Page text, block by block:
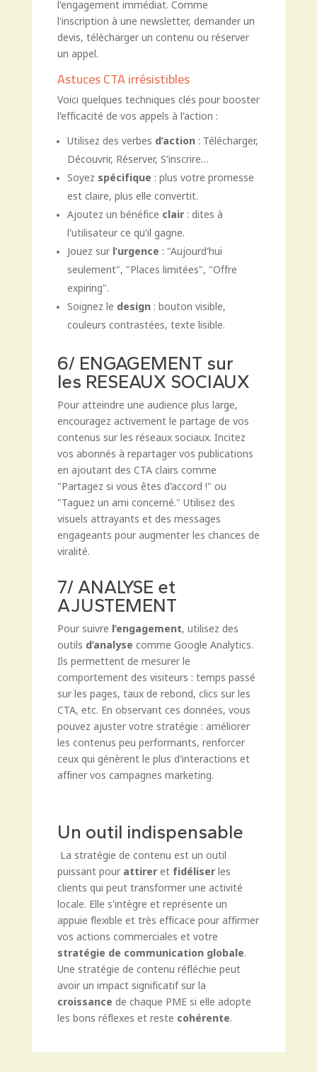
l’engagement immédiat. Comme
l'inscription à une newsletter, demander un
devis, télécharger un contenu ou réserver
un appel.
Astuces CTA irrésistibles
Voici quelques techniques clés pour booster
l’efficacité de vos appels à l’action :
Utilisez des verbes d’action: Télécharger,
Découvrir, Réserver, S’inscrire…
Soyez spécifique : plus votre promesse
est claire, plus elle convertit.
Ajoutez un bénéfice clair: dites à
l’utilisateur ce qu’il gagne.
Jouez sur l’urgence : "Aujourd’hui
seulement", "Places limitées", "Offre
expiring".
Soignez le design: bouton visible,
couleurs contrastées, texte lisible.
6/ ENGAGEMENT sur
les RESEAUX SOCIAUX
Pour atteindre une audience plus large,
encouragez activement le partage de vos
contenus sur les réseaux sociaux. Incitez
vos abonnés à repartager vos publications
en ajoutant des CTA clairs comme
"Partagez si vous êtes d’accord !" ou
"Taguez un ami concerné." Utilisez des
visuels attrayants et des messages
engageants pour augmenter les chances de
viralité.
7/ ANALYSE et
AJUSTEMENT
Pour suivre l’engagement, utilisez des
outils d’analyse comme Google Analytics.
Ils permettent de mesurer le
comportement des visiteurs : temps passé
sur les pages, taux de rebond, clics sur les
CTA, etc. En observant ces données, vous
pouvez ajuster votre stratégie : améliorer
les contenus peu performants, renforcer
ceux qui génèrent le plus d’interactions et
affiner vos campagnes marketing.
Un outil indispensable
La stratégie de contenu est un outil
puissant pour attireret fidéliserles
clients qui peut transformer une activité
locale. Elle s'intègre et représente un
appuie flexible et très efficace pour affirmer
vos actions commerciales et votre
stratégie de communication globale.
Une stratégie de contenu réfléchie peut
avoir un impact significatif sur la
croissance de chaque PME si elle adopte
les bons réflexes et reste cohérente.